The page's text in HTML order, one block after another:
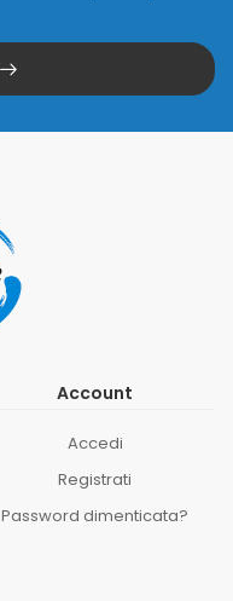
Account
Accedi
Registrati
Password dimenticata?